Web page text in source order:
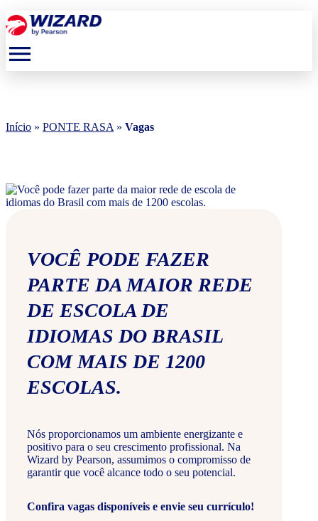
menu
Início » PONTE RASA » Vagas
VOCÊ PODE FAZER
PARTE DA MAIOR REDE
DE ESCOLA DE
IDIOMAS DO BRASIL
COM MAIS DE 1200
ESCOLAS.
Nós proporcionamos um ambiente energizante e
positivo para o seu crescimento profissional. Na
Wizard by Pearson, assumimos o compromisso de
garantir que você alcance todo o seu potencial.
Confira vagas disponíveis e envie seu currículo!